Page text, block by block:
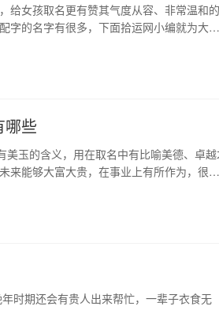
给女孩取名更有赞其气度从容、非常温和的
字的名字有很多，下面拾运网小编就为大家
哪些
美玉的含义，用在取名中有比喻美德、卓
来能够大富大贵，在事业上有所作为，很文
时期还会有贵人出来帮忙，一辈子衣食无